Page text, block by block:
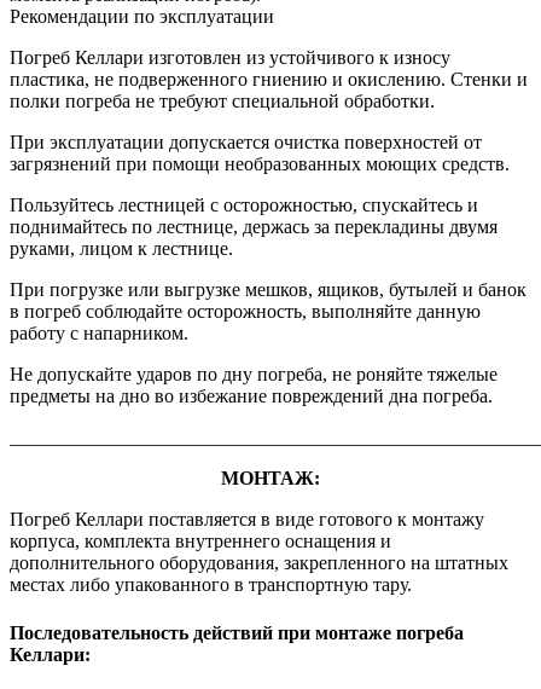
Рекомендации по эксплуатации
Погреб Келлари изготовлен из устойчивого к износу
пластика, не подверженного гниению и окислению. Стенки и
полки погреба не требуют специальной обработки.
При эксплуатации допускается очистка поверхностей от
загрязнений при помощи необразованных моющих средств.
Пользуйтесь лестницей с осторожностью, спускайтесь и
поднимайтесь по лестнице, держась за перекладины двумя
руками, лицом к лестнице.
При погрузке или выгрузке мешков, ящиков, бутылей и банок
в погреб соблюдайте осторожность, выполняйте данную
работу с напарником.
Не допускайте ударов по дну погреба, не роняйте тяжелые
предметы на дно во избежание повреждений дна погреба.
МОНТАЖ:
Погреб Келлари поставляется в виде готового к монтажу
корпуса, комплекта внутреннего оснащения и
дополнительного оборудования, закрепленного на штатных
местах либо упакованного в транспортную тару.
Последовательность действий при монтаже погреба
Келлари: